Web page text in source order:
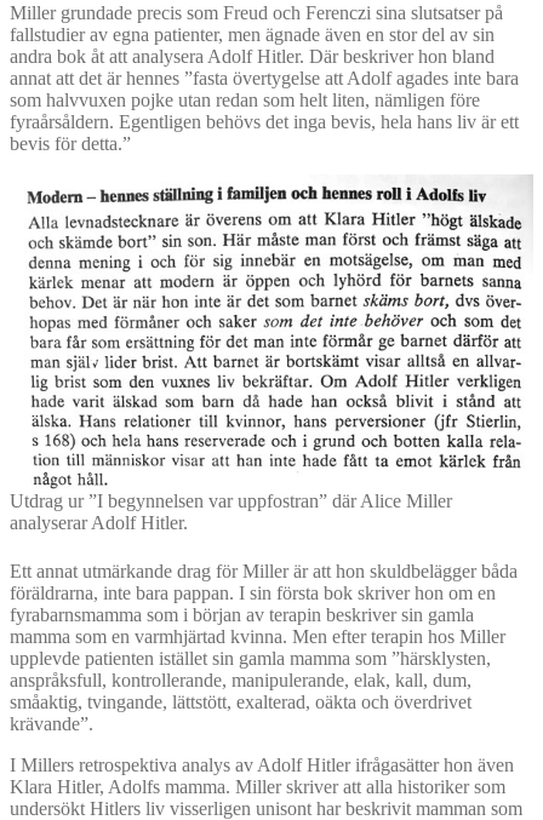
Miller grundade precis som Freud och Ferenczi sina slutsatser på
fallstudier av egna patienter, men ägnade även en stor del av sin
andra bok åt att analysera Adolf Hitler. Där beskriver hon bland
annat att det är hennes ”fasta övertygelse att Adolf agades inte bara
som halvvuxen pojke utan redan som helt liten, nämligen före
fyraårsåldern. Egentligen behövs det inga bevis, hela hans liv är ett
bevis för detta.”
Utdrag ur ”I begynnelsen var uppfostran” där Alice Miller
analyserar Adolf Hitler.
Ett annat utmärkande drag för Miller är att hon skuldbelägger båda
föräldrarna, inte bara pappan. I sin första bok skriver hon om en
fyrabarnsmamma som i början av terapin beskriver sin gamla
mamma som en varmhjärtad kvinna. Men efter terapin hos Miller
upplevde patienten istället sin gamla mamma som ”härsklysten,
anspråksfull, kontrollerande, manipulerande, elak, kall, dum,
småaktig, tvingande, lättstött, exalterad, oäkta och överdrivet
krävande”.
I Millers retrospektiva analys av Adolf Hitler ifrågasätter hon även
Klara Hitler, Adolfs mamma. Miller skriver att alla historiker som
undersökt Hitlers liv visserligen unisont har beskrivit mamman som